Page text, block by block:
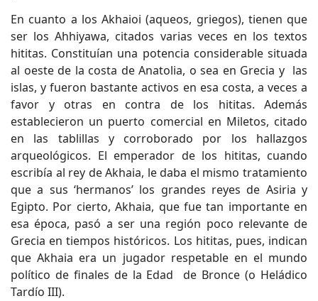
En cuanto a los Akhaioi (aqueos, griegos), tienen que
ser los Ahhiyawa, citados varias veces en los textos
hititas. Constituían una potencia considerable situada
al oeste de la costa de Anatolia, o sea en Grecia y las
islas, y fueron bastante activos en esa costa, a veces a
favor y otras en contra de los hititas. Además
establecieron un puerto comercial en Miletos, citado
en las tablillas y corroborado por los hallazgos
arqueológicos. El emperador de los hititas, cuando
escribía al rey de Akhaia, le daba el mismo tratamiento
que a sus ‘hermanos’ los grandes reyes de Asiria y
Egipto. Por cierto, Akhaia, que fue tan importante en
esa época, pasó a ser una región poco relevante de
Grecia en tiempos históricos. Los hititas, pues, indican
que Akhaia era un jugador respetable en el mundo
político de finales de la Edad de Bronce (o Heládico
Tardío III).